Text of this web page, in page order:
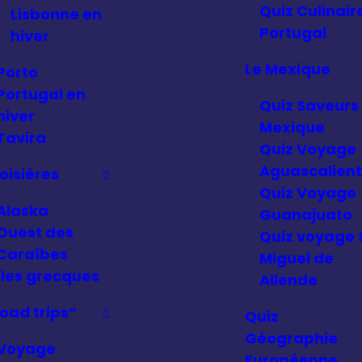
Lisbonne en
hiver
en
des
grecques
trips”
Quiz
Portugal
Le Mexique
Quiz
Mexique
Quiz Voyage
Quiz Voyage
Guanajuato
Quiz voyage
Miguel de
Allende
Quiz
Géographie